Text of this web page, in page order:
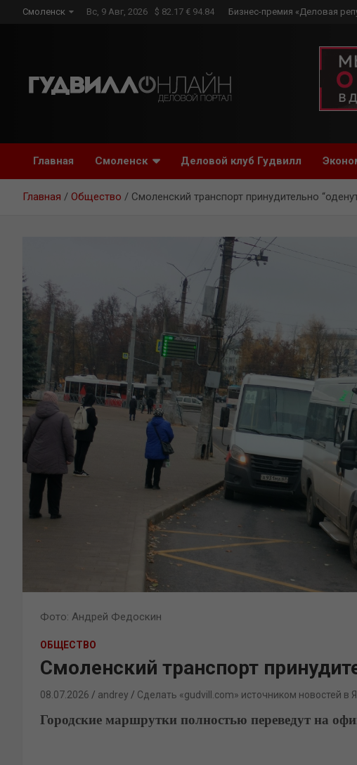
Смоленск Вс, 9 Авг, 2026 $ 82.17 € 94.84 Бизнес-премия «Деловая
Главная Смоленск Деловой клуб Гудвилл
Главная Общество Смоленский транспорт принудительно
Фото: Андрей Федоскин
ОБЩЕСТВО
Смоленский транспорт
08.07.2026 andrey Сделать «gudvill.com» источником новостей в
Городские маршрутки полностью переведут на